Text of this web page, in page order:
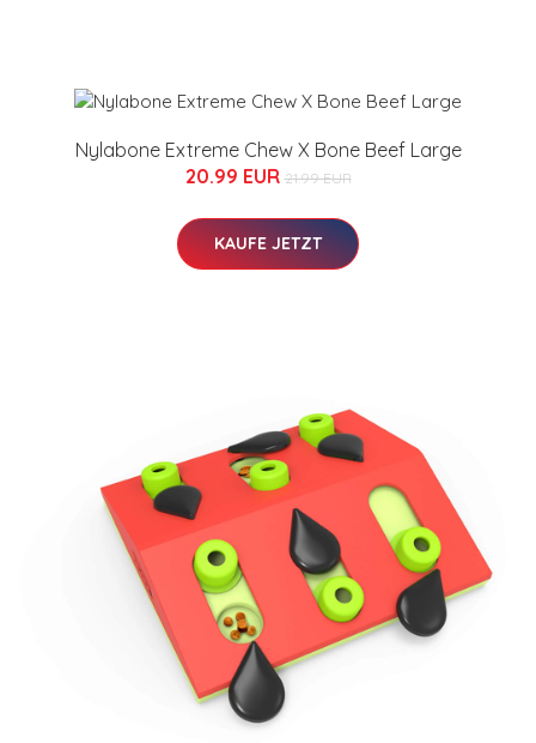
Nylabone Extreme Chew X Bone Beef Large
20.99 EUR 21.99 EUR
KAUFE JETZT